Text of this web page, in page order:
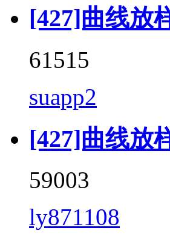
[427]曲线放
61515
suapp2
[427]曲线放
59003
ly871108